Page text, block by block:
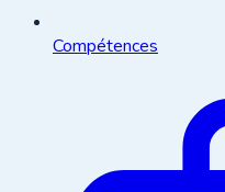
Compétences